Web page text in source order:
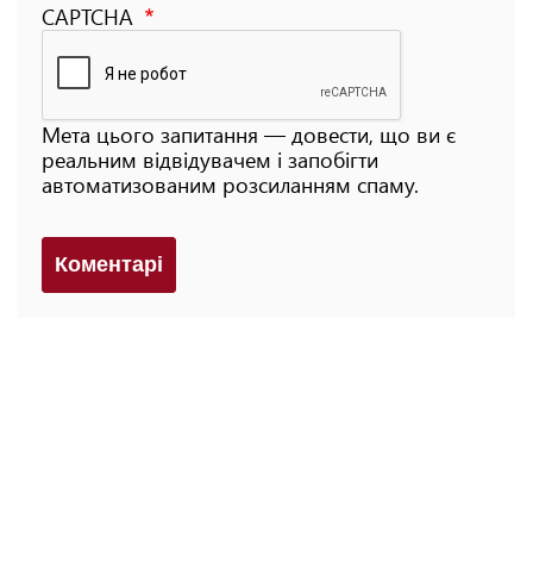
CAPTCHA
Мета цього запитання — довести, що ви є
реальним відвідувачем і запобігти
автоматизованим розсиланням спаму.
Коментарi